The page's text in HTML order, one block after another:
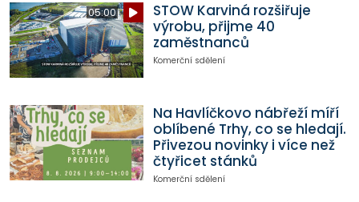
05:00
STOW Karviná rozšiřuje
výrobu, přijme 40
zaměstnanců
Komerční sdělení
Na Havlíčkovo nábřeží míří
oblíbené Trhy, co se hledají.
Přivezou novinky i více než
čtyřicet stánků
Komerční sdělení